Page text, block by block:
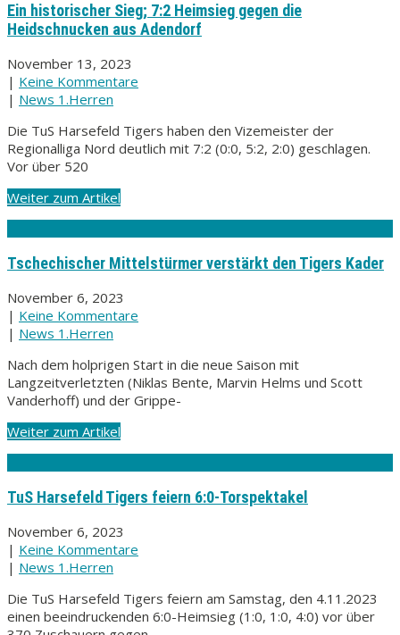
Ein historischer Sieg; 7:2 Heimsieg gegen die
Heidschnucken aus Adendorf
November 13, 2023
| Keine Kommentare
| News 1.Herren
Die TuS Harsefeld Tigers haben den Vizemeister der
Regionalliga Nord deutlich mit 7:2 (0:0, 5:2, 2:0) geschlagen.
Vor über 520
Weiter zum Artikel
Tschechischer Mittelstürmer verstärkt den Tigers Kader
November 6, 2023
| Keine Kommentare
| News 1.Herren
Nach dem holprigen Start in die neue Saison mit
Langzeitverletzten (Niklas Bente, Marvin Helms und Scott
Vanderhoff) und der Grippe-
Weiter zum Artikel
TuS Harsefeld Tigers feiern 6:0-Torspektakel
November 6, 2023
| Keine Kommentare
| News 1.Herren
Die TuS Harsefeld Tigers feiern am Samstag, den 4.11.2023
einen beeindruckenden 6:0-Heimsieg (1:0, 1:0, 4:0) vor über